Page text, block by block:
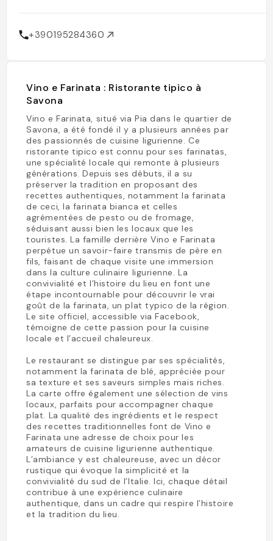
+390195284360
Vino e Farinata : Ristorante tipico à
Savona
Vino e Farinata, situé via Pia dans le quartier de
Savona, a été fondé il y a plusieurs années par
des passionnés de cuisine ligurienne. Ce
ristorante tipico est connu pour ses farinatas,
une spécialité locale qui remonte à plusieurs
générations. Depuis ses débuts, il a su
préserver la tradition en proposant des
recettes authentiques, notamment la farinata
de ceci, la farinata bianca et celles
agrémentées de pesto ou de fromage,
séduisant aussi bien les locaux que les
touristes. La famille derrière Vino e Farinata
perpétue un savoir-faire transmis de père en
fils, faisant de chaque visite une immersion
dans la culture culinaire ligurienne. La
convivialité et l’histoire du lieu en font une
étape incontournable pour découvrir le vrai
goût de la farinata, un plat typico de la région.
Le site officiel, accessible via Facebook,
témoigne de cette passion pour la cuisine
locale et l’accueil chaleureux.
Le restaurant se distingue par ses spécialités,
notamment la farinata de blé, appréciée pour
sa texture et ses saveurs simples mais riches.
La carte offre également une sélection de vins
locaux, parfaits pour accompagner chaque
plat. La qualité des ingrédients et le respect
des recettes traditionnelles font de Vino e
Farinata une adresse de choix pour les
amateurs de cuisine ligurienne authentique.
L’ambiance y est chaleureuse, avec un décor
rustique qui évoque la simplicité et la
convivialité du sud de l’Italie. Ici, chaque détail
contribue à une expérience culinaire
authentique, dans un cadre qui respire l’histoire
et la tradition du lieu.